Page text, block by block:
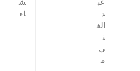
د
الغ
ن
ي
م
اء